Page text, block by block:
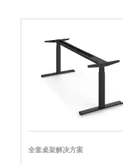
全套桌架解决方案